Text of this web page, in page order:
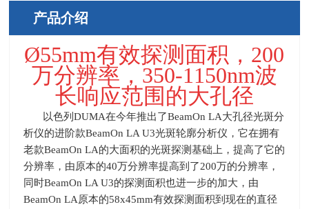
产品介绍
Ø55mm有效探测面积，200
万分辨率，350-1150nm波
长响应范围的大孔径
以色列DUMA在今年推出了BeamOn LA大孔径光斑分
析仪的进阶款BeamOn LA U3光斑轮廓分析仪，它在拥有
老款BeamOn LA的大面积的光斑探测基础上，提高了它的
分辨率，由原本的40万分辨率提高到了200万的分辨率，
同时BeamOn LA U3的探测面积也进一步的加大，由
BeamOn LA原本的58x45mm有效探测面积到现在的直径